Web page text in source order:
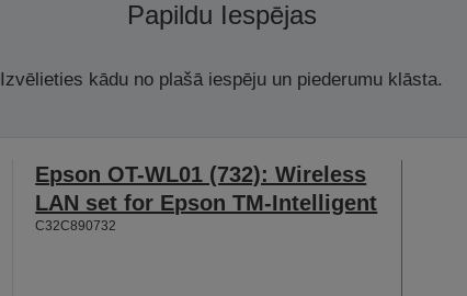
Papildu Iespējas
Izvēlieties kādu no plašā iespēju un piederumu klāsta.
Epson OT-WL01 (732): Wireless
LAN set for Epson TM-Intelligent
C32C890732